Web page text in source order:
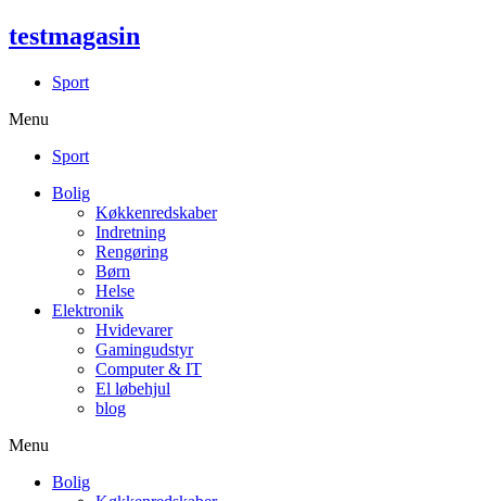
testmagasin
Sport
Menu
Sport
Bolig
Køkkenredskaber
Indretning
Rengøring
Børn
Helse
Elektronik
Hvidevarer
Gamingudstyr
Computer & IT
El løbehjul
blog
Menu
Bolig